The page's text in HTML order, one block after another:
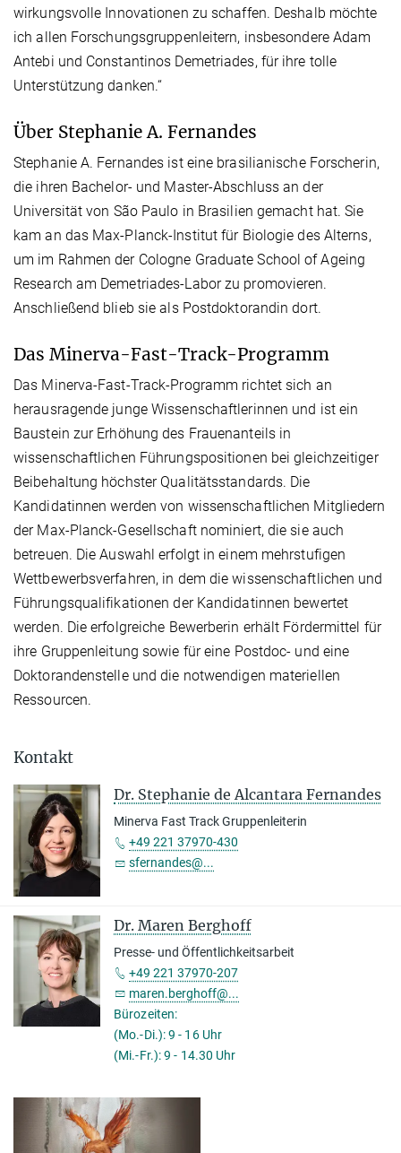
wirkungsvolle Innovationen zu schaffen. Deshalb möchte
ich allen Forschungsgruppenleitern, insbesondere Adam
Antebi und Constantinos Demetriades, für ihre tolle
Unterstützung danken.“
Über Stephanie A. Fernandes
Stephanie A. Fernandes ist eine brasilianische Forscherin,
die ihren Bachelor- und Master-Abschluss an der
Universität von São Paulo in Brasilien gemacht hat. Sie
kam an das Max-Planck-Institut für Biologie des Alterns,
um im Rahmen der Cologne Graduate School of Ageing
Research am Demetriades-Labor zu promovieren.
Anschließend blieb sie als Postdoktorandin dort.
Das Minerva-Fast-Track-Programm
Das Minerva-Fast-Track-Programm richtet sich an
herausragende junge Wissenschaftlerinnen und ist ein
Baustein zur Erhöhung des Frauenanteils in
wissenschaftlichen Führungspositionen bei gleichzeitiger
Beibehaltung höchster Qualitätsstandards. Die
Kandidatinnen werden von wissenschaftlichen Mitgliedern
der Max-Planck-Gesellschaft nominiert, die sie auch
betreuen. Die Auswahl erfolgt in einem mehrstufigen
Wettbewerbsverfahren, in dem die wissenschaftlichen und
Führungsqualifikationen der Kandidatinnen bewertet
werden. Die erfolgreiche Bewerberin erhält Fördermittel für
ihre Gruppenleitung sowie für eine Postdoc- und eine
Doktorandenstelle und die notwendigen materiellen
Ressourcen.
Kontakt
Dr. Stephanie de Alcantara Fernandes
Minerva Fast Track Gruppenleiterin
+49 221 37970-430
sfernandes@...
Dr. Maren Berghoff
Presse- und Öffentlichkeitsarbeit
+49 221 37970-207
maren.berghoff@...
Bürozeiten:
(Mo.-Di.): 9 - 16 Uhr
(Mi.-Fr.): 9 - 14.30 Uhr